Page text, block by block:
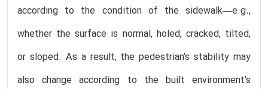
according to the condition of the sidewalk—e.g.,
whether the surface is normal, holed, cracked, tilted,
or sloped. As a result, the pedestrian’s stability may
also change according to the built environment’s